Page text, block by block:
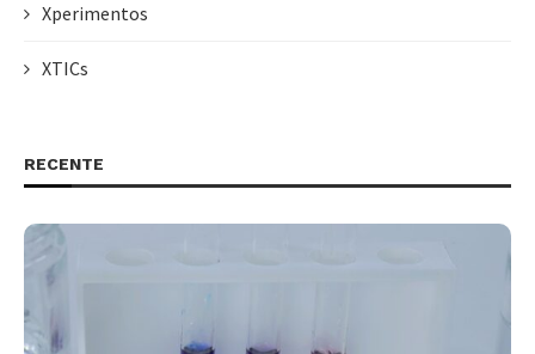
Xperimentos
XTICs
RECENTE